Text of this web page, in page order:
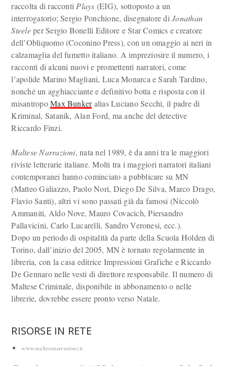
raccolta di racconti Plays (EIG), sottoposto a un
interrogatorio; Sergio Ponchione, disegnatore diJonathan
Steeleper Sergio Bonelli Editore e Star Comics e creatore
dell’Obliquomo (Coconino Press), con un omaggio ai neri in
calzamaglia del fumetto italiano. A impreziosire il numero, i
racconti di alcuni nuovi e promettenti narratori, come
l’apolide Marino Magliani, Luca Monarca e Sarah Tardino,
nonché un agghiacciante e definitivo botta e risposta con il
misantropoMax Bunkeralias Luciano Secchi, il padre di
Kriminal, Satanik, Alan Ford, ma anche del detective
Riccardo Finzi.
Maltese Narrazioni, nata nel 1989, è da anni tra le maggiori
riviste letterarie italiane. Molti tra i maggiori narratori italiani
contemporanei hanno cominciato a pubblicare su MN
(Matteo Galiazzo, Paolo Nori, Diego De Silva, Marco Drago,
Flavio Santi), altri vi sono passati già da famosi (Niccolò
Ammaniti, Aldo Nove, Mauro Covacich, Piersandro
Pallavicini, Carlo Lucarelli, Sandro Veronesi, ecc.).
Dopo un periodo di ospitalità da parte della Scuola Holden di
Torino, dall’inizio del 2005, MN è tornato regolarmente in
libreria, con la casa editrice Impressioni Grafiche e Riccardo
De Gennaro nelle vesti di direttore responsabile. Il numero di
Maltese Criminale, disponibile in abbonamento o nelle
librerie, dovrebbe essere pronto verso Natale.
RISORSE IN RETE
www.maltesenarrazioni.it